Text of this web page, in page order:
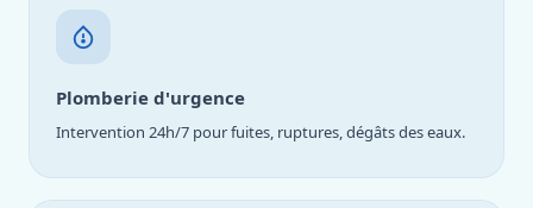
Plomberie d'urgence
Intervention 24h/7 pour fuites, ruptures, dégâts des eaux.